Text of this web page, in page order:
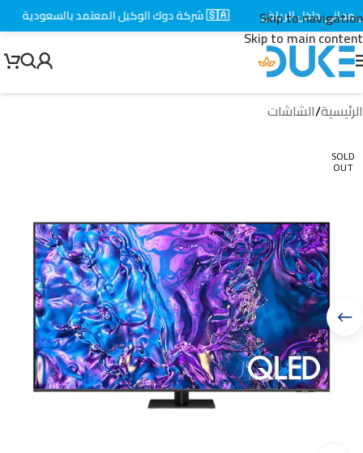
Skip to navigation
Skip to main content
الرئيسية/الشاشات
SOLD
OUT
داخل الرياض 🇸🇦 شركة دوك الوكيل المعتمد بالسعودية